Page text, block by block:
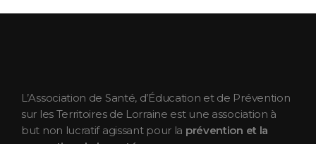
L’Association de Santé, d’Éducation et de Prévention
sur les Territoires de Lorraine est une association à
but non lucratif agissant pour la prévention et la